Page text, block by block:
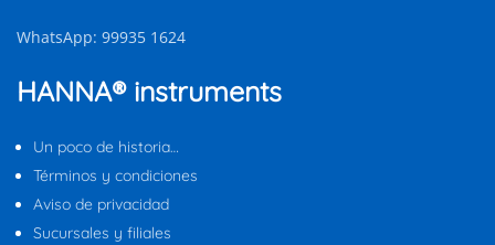
WhatsApp: 99935 1624
HANNA® instruments
Un poco de historia…
Términos y condiciones
Aviso de privacidad
Sucursales y filiales